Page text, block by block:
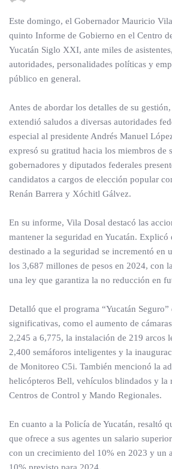
Este domingo, el Gobernador Mauricio
quinto Informe de Gobierno en el Centro
Yucatán Siglo XXI, ante miles de
autoridades, personalidades políticas y
público en general.
Antes de abordar los detalles de su
extendió saludos a diversas autoridades
especial al presidente Andrés Manuel
expresó su gratitud hacia los miembros de
gobernadores y diputados federales
candidatos a cargos de elección popular
Renán Barrera y Xóchitl Gálvez.
En su informe, Vila Dosal destacó las
mantener la seguridad en Yucatán. Explicó
destinado a la seguridad se incrementó en
los 3,687 millones de pesos en 2024, con
una ley que garantiza la no reducción en
Detalló que el programa “Yucatán
significativas, como el aumento de
2,245 a 6,775, la instalación de 219 arcos
2,400 semáforos inteligentes y la
de Monitoreo C5i. También mencionó la
helicópteros Bell, vehículos blindados y la
Centros de Control y Mando Regionales.
En cuanto a la Policía de Yucatán, resaltó
que ofrece a sus agentes un salario
con un crecimiento del 10% en 2023 y un